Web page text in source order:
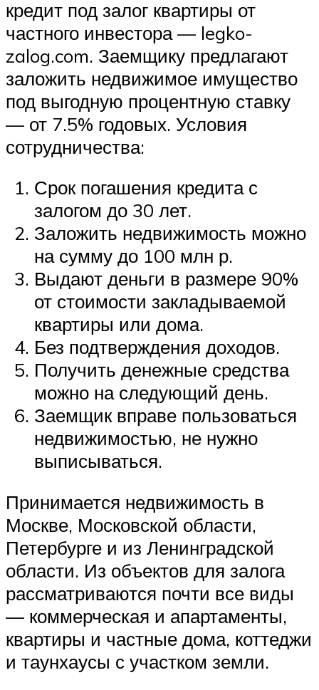
кредит под залог квартиры от
частного инвестора — legko-
zalog.com. Заемщику предлагают
заложить недвижимое имущество
под выгодную процентную ставку
— от 7.5% годовых. Условия
сотрудничества:
Срок погашения кредита с
залогом до 30 лет.
Заложить недвижимость можно
на сумму до 100 млн р.
Выдают деньги в размере 90%
от стоимости закладываемой
квартиры или дома.
Без подтверждения доходов.
Получить денежные средства
можно на следующий день.
Заемщик вправе пользоваться
недвижимостью, не нужно
выписываться.
Принимается недвижимость в
Москве, Московской области,
Петербурге и из Ленинградской
области. Из объектов для залога
рассматриваются почти все виды
— коммерческая и апартаменты,
квартиры и частные дома, коттеджи
и таунхаусы с участком земли.